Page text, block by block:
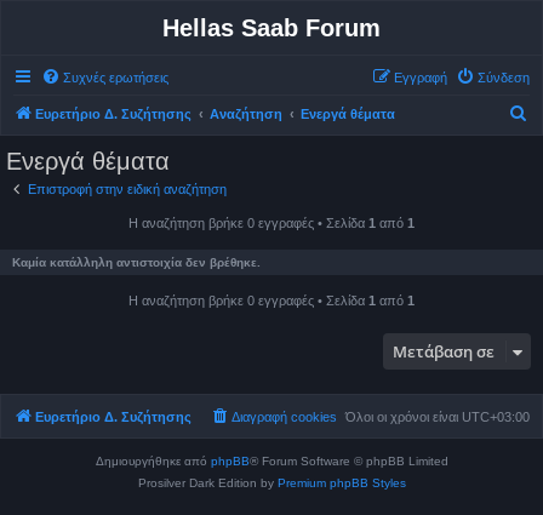
Hellas Saab Forum
Συχνές ερωτήσεις Σύνδεση
Εγγραφή
Ευρετήριο Δ. Συζήτησης Αναζήτηση Ενεργά θέματα
Ενεργά θέματα
Επιστροφή στην ειδική αναζήτηση
Η αναζήτηση βρήκε 0 εγγραφές • Σελίδα 1 από 1
Καμία κατάλληλη αντιστοιχία δεν βρέθηκε.
Η αναζήτηση βρήκε 0 εγγραφές • Σελίδα 1 από 1
Μετάβαση σε
Ευρετήριο Δ. Συζήτησης Όλοι οι χρόνοι είναι UTC+03:00
Διαγραφή cookies
Δημιουργήθηκε από phpBB® Forum Software © phpBB Limited
Prosilver Dark Edition by Premium phpBB Styles